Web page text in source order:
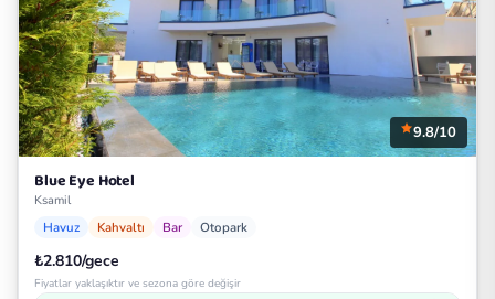
9.8/10
Blue Eye Hotel
Ksamil
Havuz Kahvaltı Bar Otopark
₺2.810/gece
Fiyatlar yaklaşıktır ve sezona göre değişir